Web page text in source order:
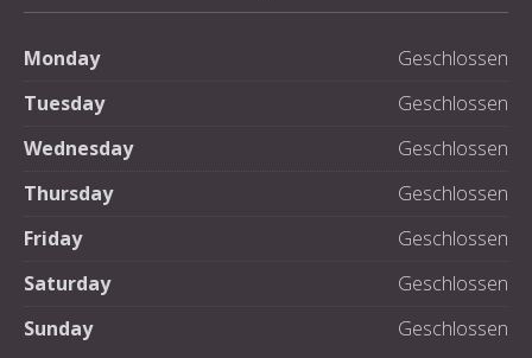
Monday
Geschlossen
Tuesday
Geschlossen
Wednesday
Geschlossen
Thursday
Geschlossen
Friday
Geschlossen
Saturday
Geschlossen
Sunday
Geschlossen